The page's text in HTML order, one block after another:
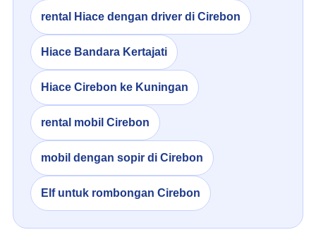
rental Hiace dengan driver di Cirebon
Hiace Bandara Kertajati
Hiace Cirebon ke Kuningan
rental mobil Cirebon
mobil dengan sopir di Cirebon
Elf untuk rombongan Cirebon